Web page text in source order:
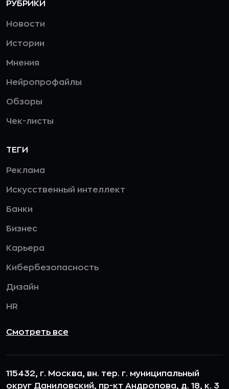
РУБРИКИ
Новости
Истории
Мнения
Нейропрофайлы
Обзоры
Чек-листы
ТЕГИ
Реклама
Искусственный интеллект
Банки
Бизнес
Карьера
Кибербезопасность
Дизайн
HR
Смотреть все
115432, г. Москва, вн. тер. г. муниципальный
округ Даниловский, пр-кт Андропова, д. 18, к. 3